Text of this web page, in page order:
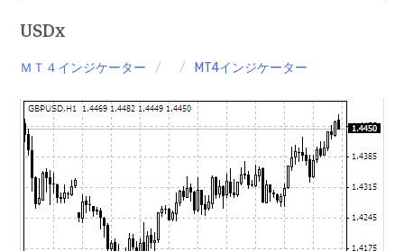
MT5EAﾀﾞｳﾝﾛｰﾄﾞ
MT5インジケーター
mqファイルをexファイルにする方法
USDx
ＭＴ４インジケーター MT4インジケーター